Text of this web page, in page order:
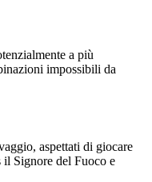
a più
impossibili da
aspettati di giocare
il Signore del Fuoco e